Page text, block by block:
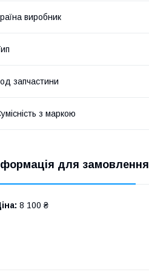
виробник
запчастини
з маркою
для замовлення
8 100 ₴